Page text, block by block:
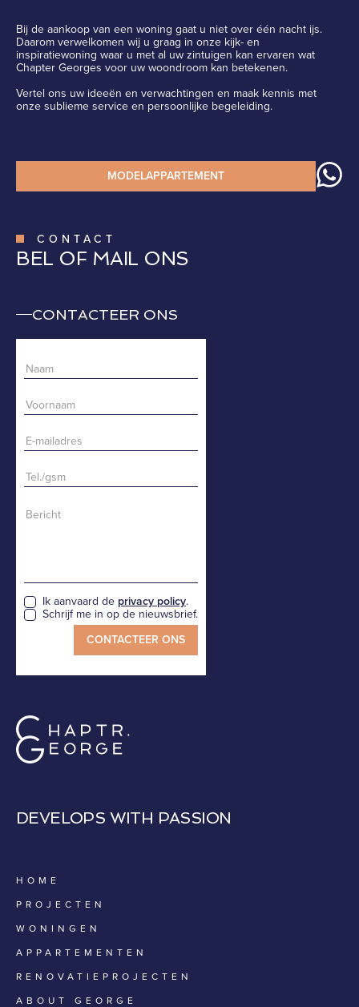
Bij de aankoop van een woning gaat u niet over één nacht ijs.
Daarom verwelkomen wij u graag in onze kijk- en
inspiratiewoning waar u met al uw zintuigen kan ervaren wat
Chapter Georges voor uw woondroom kan betekenen.
Vertel ons uw ideeën en verwachtingen en maak kennis met
onze sublieme service en persoonlijke begeleiding.
MODELAPPARTEMENT
CONTACT
BEL OF MAIL ONS
CONTACTEER ONS
Ik aanvaard de privacy policy.
Schrijf me in op de nieuwsbrief.
DEVELOPS WITH PASSION
HOME
PROJECTEN
WONINGEN
APPARTEMENTEN
RENOVATIEPROJECTEN
ABOUT GEORGE